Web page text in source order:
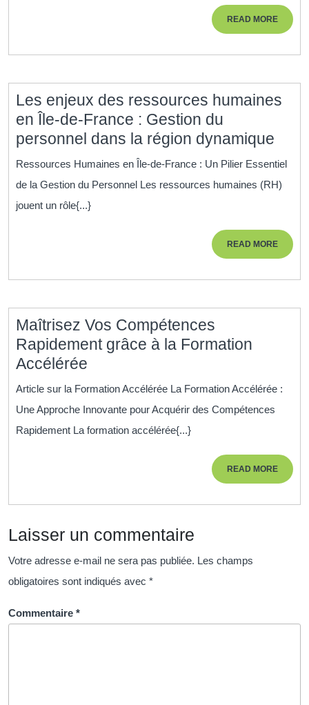
une
Gestion
Efficace
READ MOREREAD
MORE
Les enjeux des ressources humaines
en Île-de-France : Gestion du
personnel dans la région dynamique
des
en
Île-
:
dans
la
Ressources Humaines en Île-de-France : Un Pilier Essentiel
de la Gestion du Personnel Les ressources humaines (RH)
jouent un rôle{...}
READ MOREREAD
MORE
Maîtrisez Vos Compétences
Rapidement grâce à la Formation
Accélérée
Vos
Compétences
Rapidement
grâce
Article sur la Formation Accélérée La Formation Accélérée :
Une Approche Innovante pour Acquérir des Compétences
Rapidement La formation accélérée{...}
READ MOREREAD
MORE
Laisser un commentaire
Votre adresse e-mail ne sera pas publiée. Les champs
obligatoires sont indiqués avec *
Commentaire *